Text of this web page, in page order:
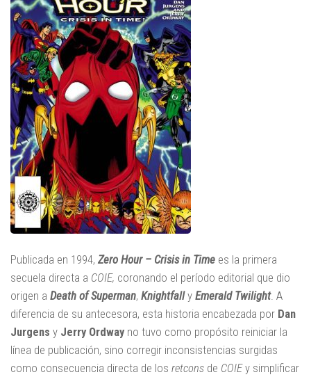
Publicada en 1994, Zero Hour – Crisis in Time es la primera
secuela directa a COIE, coronando el período editorial que dio
origen a Death of Superman, Knightfally Emerald Twilight. A
diferencia de su antecesora, esta historia encabezada por Dan
Jurgens y Jerry Ordway no tuvo como propósito reiniciar la
línea de publicación, sino corregir inconsistencias surgidas
como consecuencia directa de los retcons de COIEy simplificar